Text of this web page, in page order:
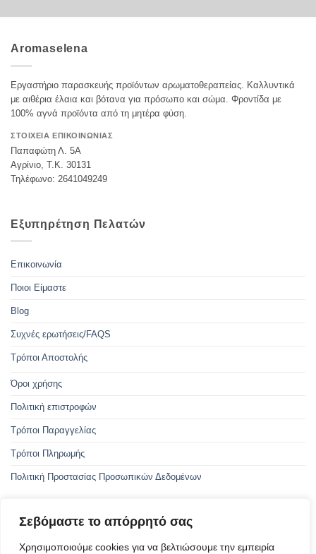
Σεβόμαστε το απόρρητό σας
Χρησιμοποιούμε cookies για να βελτιώσουμε την εμπειρία
Aromaselena
Εργαστήριο παρασκευής προϊόντων αρωματοθεραπείας. Καλλυντικά
με αιθέρια έλαια και βότανα για πρόσωπο και σώμα. Φροντίδα με
100% αγνά προϊόντα από τη μητέρα φύση.
ΣΤΟΙΧΕΙΑ ΕΠΙΚΟΙΝΩΝΙΑΣ
Παπαφώτη Λ. 5Α
Αγρίνιο, Τ.Κ. 30131
Τηλέφωνο: 2641049249
Εξυπηρέτηση Πελατών
Επικοινωνία
Ποιοι Είμαστε
Blog
Συχνές ερωτήσεις/FAQS
Τρόποι Αποστολής
Όροι χρήσης
Πολιτική επιστροφών
Τρόποι Παραγγελίας
Τρόποι Πληρωμής
Πολιτική Προστασίας Προσωπικών Δεδομένων
Με την συγχρηματοδότηση της Ελλάδας και της Ευρωπαϊκής Ένωσης